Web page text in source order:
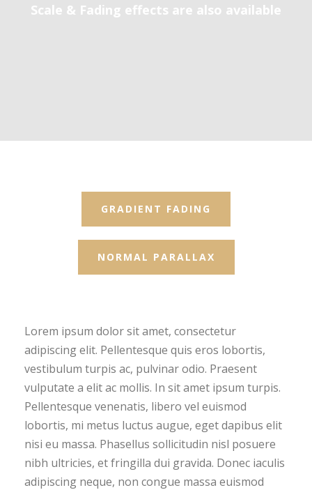
Scale & Fading effects are also available
GRADIENT FADING
NORMAL PARALLAX
Lorem ipsum dolor sit amet, consectetur
adipiscing elit. Pellentesque quis eros lobortis,
vestibulum turpis ac, pulvinar odio. Praesent
vulputate a elit ac mollis. In sit amet ipsum turpis.
Pellentesque venenatis, libero vel euismod
lobortis, mi metus luctus augue, eget dapibus elit
nisi eu massa. Phasellus sollicitudin nisl posuere
nibh ultricies, et fringilla dui gravida. Donec iaculis
adipiscing neque, non congue massa euismod